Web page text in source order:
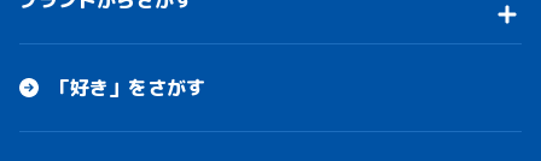
「好き」をさがす